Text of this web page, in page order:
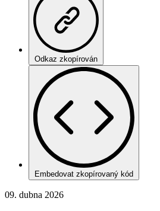
Odkaz zkopírován
Embedovat zkopírovaný kód
09. dubna 2026